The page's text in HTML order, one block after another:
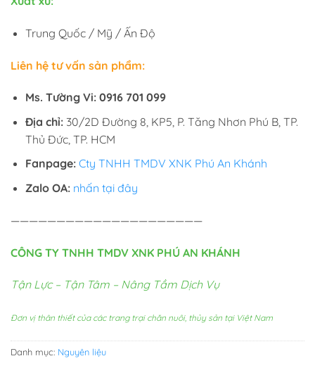
Trung Quốc / Mỹ / Ấn Độ
Liên hệ tư vấn sản phẩm:
Ms. Tường Vi: 0916 701 099
Địa chỉ:30/2D Đường 8, KP5, P. Tăng Nhơn Phú B, TP.
Thủ Đức, TP. HCM
Fanpage: Cty TNHH TMDV XNK Phú An Khánh
Zalo OA: nhấn tại đây
—————————————————————
CÔNG TY TNHH TMDV XNK PHÚ AN KHÁNH
Tận Lực – Tận Tâm – Nâng Tầm Dịch Vụ
Đơn vị thân thiết của các trang trại chăn nuôi, thủy sản tại Việt Nam
Danh mục: Nguyên liệu